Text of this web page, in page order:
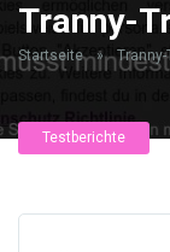
Tranny-
Startseite »
Testberichte